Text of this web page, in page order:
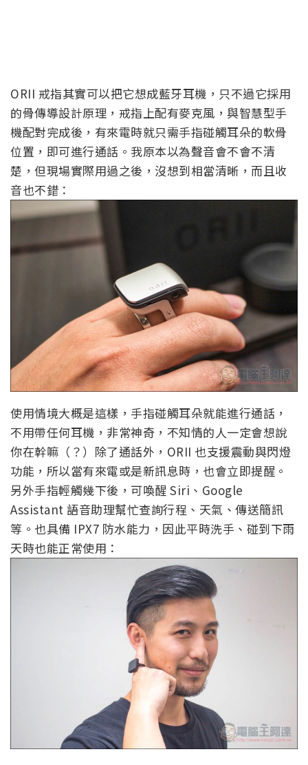
ORII 戒指其實可以把它想成藍牙耳機，只不過它採用
的骨傳導設計原理，戒指上配有麥克風，與智慧型手
機配對完成後，有來電時就只需手指碰觸耳朵的軟骨
位置，即可進行通話。我原本以為聲音會不會不清
楚，但現場實際用過之後，沒想到相當清晰，而且收
音也不錯：
使用情境大概是這樣，手指碰觸耳朵就能進行通話，
不用帶任何耳機，非常神奇，不知情的人一定會想說
你在幹嘛（？）除了通話外，ORII 也支援震動與閃燈
功能，所以當有來電或是新訊息時，也會立即提醒。
另外手指輕觸幾下後，可喚醒 Siri、Google
Assistant 語音助理幫忙查詢行程、天氣、傳送簡訊
等。也具備 IPX7 防水能力，因此平時洗手、碰到下雨
天時也能正常使用：